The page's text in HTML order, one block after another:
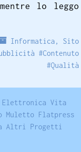
lo leggo
Informatica , Sito
#Contenuto
#Qualità
Elettronica Vita
Muletto Flatpress
Altri Progetti